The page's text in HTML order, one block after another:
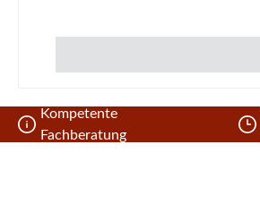
Kompetente
Fachberatung